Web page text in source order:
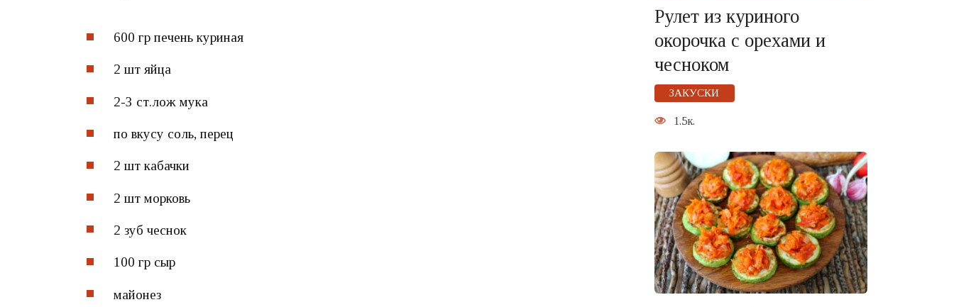
600 гр печень куриная
2 шт яйца
2-3 ст.лож мука
по вкусу соль, перец
2 шт кабачки
2 шт морковь
2 зуб чеснок
100 гр сыр
майонез
Рулет из куриного
окорочка с орехами и
чесноком
ЗАКУСКИ
1.5к.